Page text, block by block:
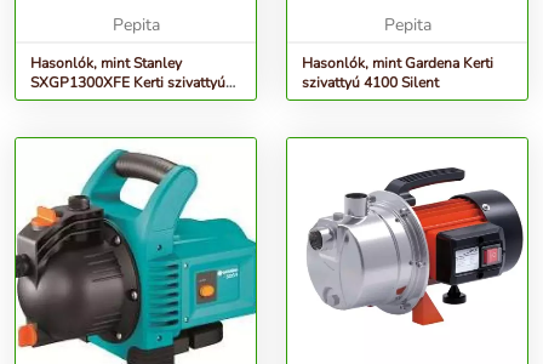
Pepita
Hasonlók, mint Stanley
SXGP1300XFE Kerti szivattyú
1300W Inox
Pepita
Hasonlók, mint Gardena Kerti
szivattyú 4100 Silent